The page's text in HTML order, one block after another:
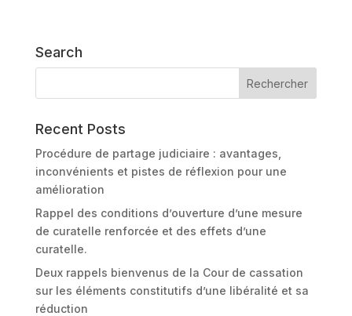
Search
Recent Posts
Procédure de partage judiciaire : avantages,
inconvénients et pistes de réflexion pour une
amélioration
Rappel des conditions d’ouverture d’une mesure
de curatelle renforcée et des effets d’une
curatelle.
Deux rappels bienvenus de la Cour de cassation
sur les éléments constitutifs d’une libéralité et sa
réduction